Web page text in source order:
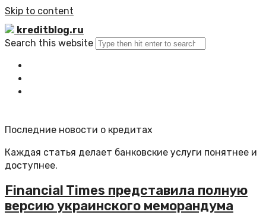
Skip to content
kreditblog.ru
Search this website
Последние новости о кредитах
Каждая статья делает банковские услуги понятнее и
доступнее.
Financial Times представила полную
версию украинского меморандума